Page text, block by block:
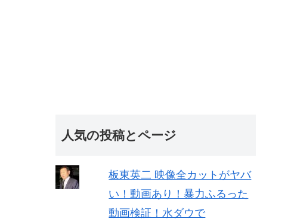
人気の投稿とページ
板東英二 映像全カットがヤバ
い！動画あり！暴力ふるった
動画検証！水ダウで